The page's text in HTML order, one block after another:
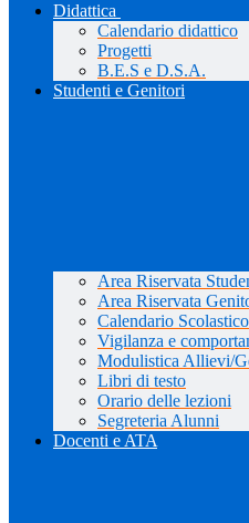
Didattica
Calendario didattico
Progetti
B.E.S e D.S.A.
Studenti e Genitori
Area Riservata
Area Riservata
Calendario Scolastico
Vigilanza e
Modulistica Allievi/
Libri di testo
Orario delle lezioni
Segreteria Alunni
Docenti e ATA